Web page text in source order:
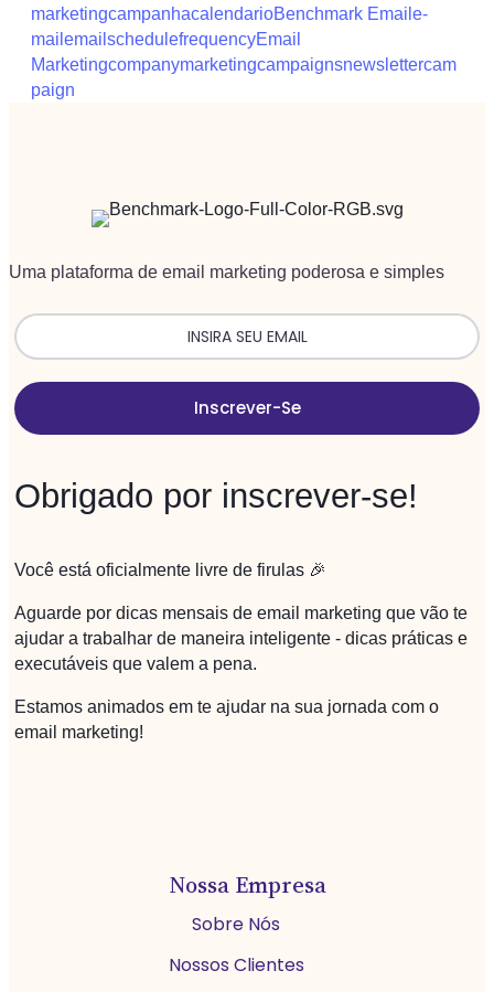
marketingcampanhacalendarioBenchmark Email e-
mail email schedulefrequencyEmail
Marketingcompanymarketingcampaignsnewslettercam
paign
Uma plataforma de email marketing poderosa e simples
Inscrever-Se
Obrigado por inscrever-se!
Você está oficialmente livre de firulas 🎉
Aguarde por dicas mensais de email marketing que vão te
ajudar a trabalhar de maneira inteligente - dicas práticas e
executáveis que valem a pena.
Estamos animados em te ajudar na sua jornada com o
email marketing!
Nossa Empresa
Sobre Nós
Nossos Clientes